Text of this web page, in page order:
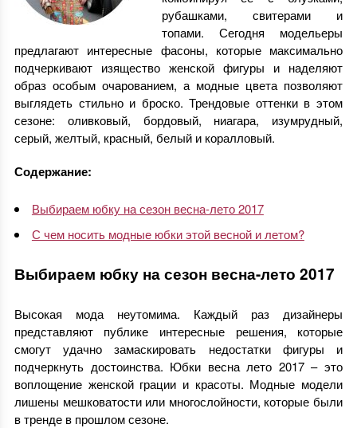
рубашками, свитерами и
топами. Сегодня модельеры
предлагают интересные фасоны, которые максимально
подчеркивают изящество женской фигуры и наделяют
образ особым очарованием, а модные цвета позволяют
выглядеть стильно и броско. Трендовые оттенки в этом
сезоне: оливковый, бордовый, ниагара, изумрудный,
серый, желтый, красный, белый и коралловый.
Содержание:
Выбираем юбку на сезон весна-лето 2017
С чем носить модные юбки этой весной и летом?
Выбираем юбку на сезон весна-лето 2017
Высокая мода неутомима. Каждый раз дизайнеры
представляют публике интересные решения, которые
смогут удачно замаскировать недостатки фигуры и
подчеркнуть достоинства. Юбки весна лето 2017 – это
воплощение женской грации и красоты. Модные модели
лишены мешковатости или многослойности, которые были
в тренде в прошлом сезоне.